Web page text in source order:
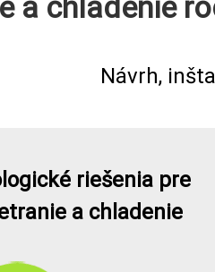
Návrh,
riešenia pre
a chladenie